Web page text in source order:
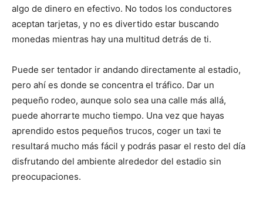
algo de dinero en efectivo. No todos los conductores
aceptan tarjetas, y no es divertido estar buscando
monedas mientras hay una multitud detrás de ti.
Puede ser tentador ir andando directamente al estadio,
pero ahí es donde se concentra el tráfico. Dar un
pequeño rodeo, aunque solo sea una calle más allá,
puede ahorrarte mucho tiempo. Una vez que hayas
aprendido estos pequeños trucos, coger un taxi te
resultará mucho más fácil y podrás pasar el resto del día
disfrutando del ambiente alrededor del estadio sin
preocupaciones.